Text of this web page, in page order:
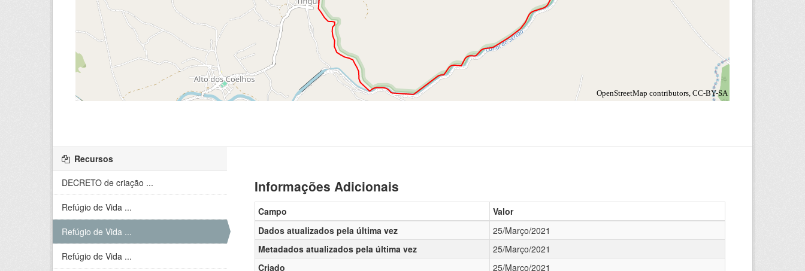
Recursos
DECRETO de criação ...
Refúgio de Vida ...
Refúgio de Vida ...
Refúgio de Vida ...
Informações Adicionais
Campo
Valor
Dados atualizados pela última vez
25/Março/2021
Metadados atualizados pela última vez
25/Março/2021
Criado
25/Março/2021